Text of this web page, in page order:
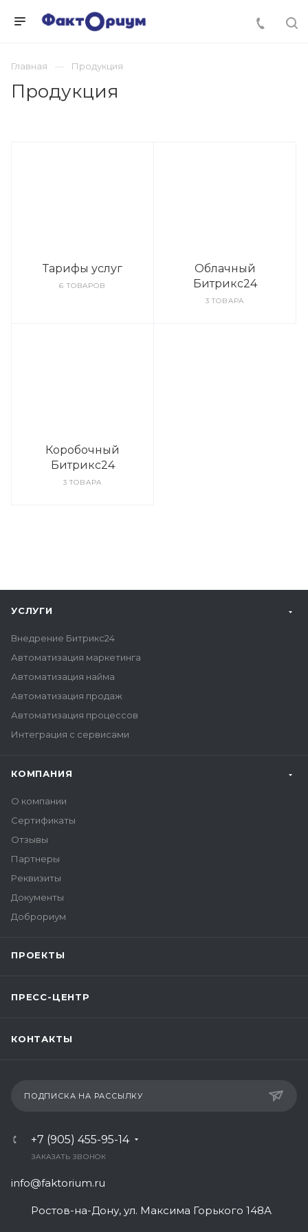
Главная Продукция
Продукция
Тарифы услуг
6 ТОВАРОВ
Облачный
Битрикс24
3 ТОВАРА
Коробочный
Битрикс24
3 ТОВАРА
УСЛУГИ
Внедрение Битрикс24
Автоматизация маркетинга
Автоматизация найма
Автоматизация продаж
Автоматизация процессов
Интеграция с сервисами
КОМПАНИЯ
О компании
Сертификаты
Отзывы
Партнеры
Реквизиты
Документы
Доброриум
ПРОЕКТЫ
ПРЕСС-ЦЕНТР
КОНТАКТЫ
ПОДПИСКА НА РАССЫЛКУ
+7 (905) 455-95-14
ЗАКАЗАТЬ ЗВОНОК
info@faktorium.ru
Ростов-на-Дону, ул. Максима Горького 148А